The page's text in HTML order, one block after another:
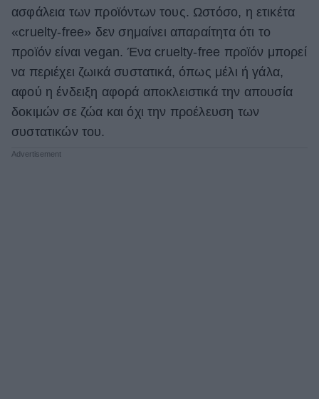
ασφάλεια των προϊόντων τους. Ωστόσο, η ετικέτα
«cruelty-free» δεν σημαίνει απαραίτητα ότι το
προϊόν είναι vegan. Ένα cruelty-free προϊόν μπορεί
να περιέχει ζωικά συστατικά, όπως μέλι ή γάλα,
αφού η ένδειξη αφορά αποκλειστικά την απουσία
δοκιμών σε ζώα και όχι την προέλευση των
συστατικών του.